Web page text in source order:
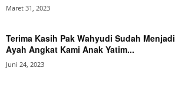
Maret 31, 2023
Terima Kasih Pak Wahyudi Sudah Menjadi
Ayah Angkat Kami Anak Yatim...
Juni 24, 2023